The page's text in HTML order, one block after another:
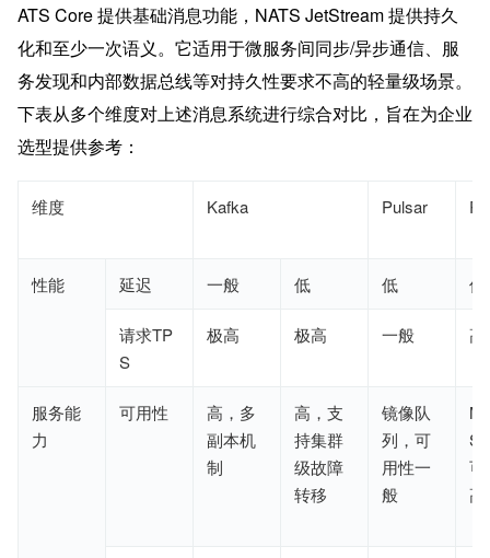
ATS Core 提供基础消息功能，NATS JetStream 提供持久
化和至少一次语义。它适用于微服务间同步/异步通信、服
务发现和内部数据总线等对持久性要求不高的轻量级场景。
下表从多个维度对上述消息系统进行综合对比，旨在为企业
选型提供参考：
维度 Kafka Pulsar
性能 延迟 一般 低 低 低
请求TP
S
极高 极高 一般 高
服务能
力
可用性 高 ， 多
副本机
制
高 ， 支
持集群
级故障
转移
镜像队
列，可
用性一
般
可
高